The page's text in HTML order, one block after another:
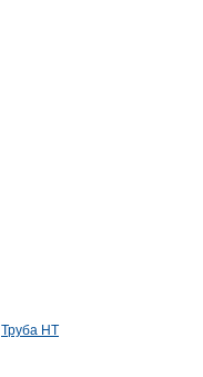
Труба HT